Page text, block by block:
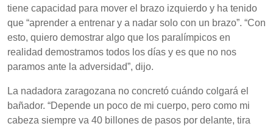
tiene capacidad para mover el brazo izquierdo y ha tenido
que “aprender a entrenar y a nadar solo con un brazo”. “Con
esto, quiero demostrar algo que los paralímpicos en
realidad demostramos todos los días y es que no nos
paramos ante la adversidad”, dijo.
La nadadora zaragozana no concretó cuándo colgará el
bañador. “Depende un poco de mi cuerpo, pero como mi
cabeza siempre va 40 billones de pasos por delante, tira